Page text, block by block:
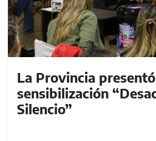
La Provincia
sensibilización
Silencio”